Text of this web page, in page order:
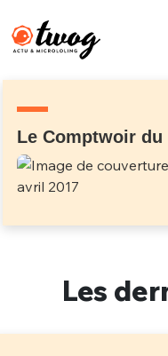
Le Comptwoir du
Les
JE M'INSCRIS
PSEUDO*
EMAIL*
PASSWORD*
Que
Ma